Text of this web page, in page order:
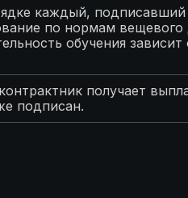
каждый,
по нормам
обучения
получает
подписан.